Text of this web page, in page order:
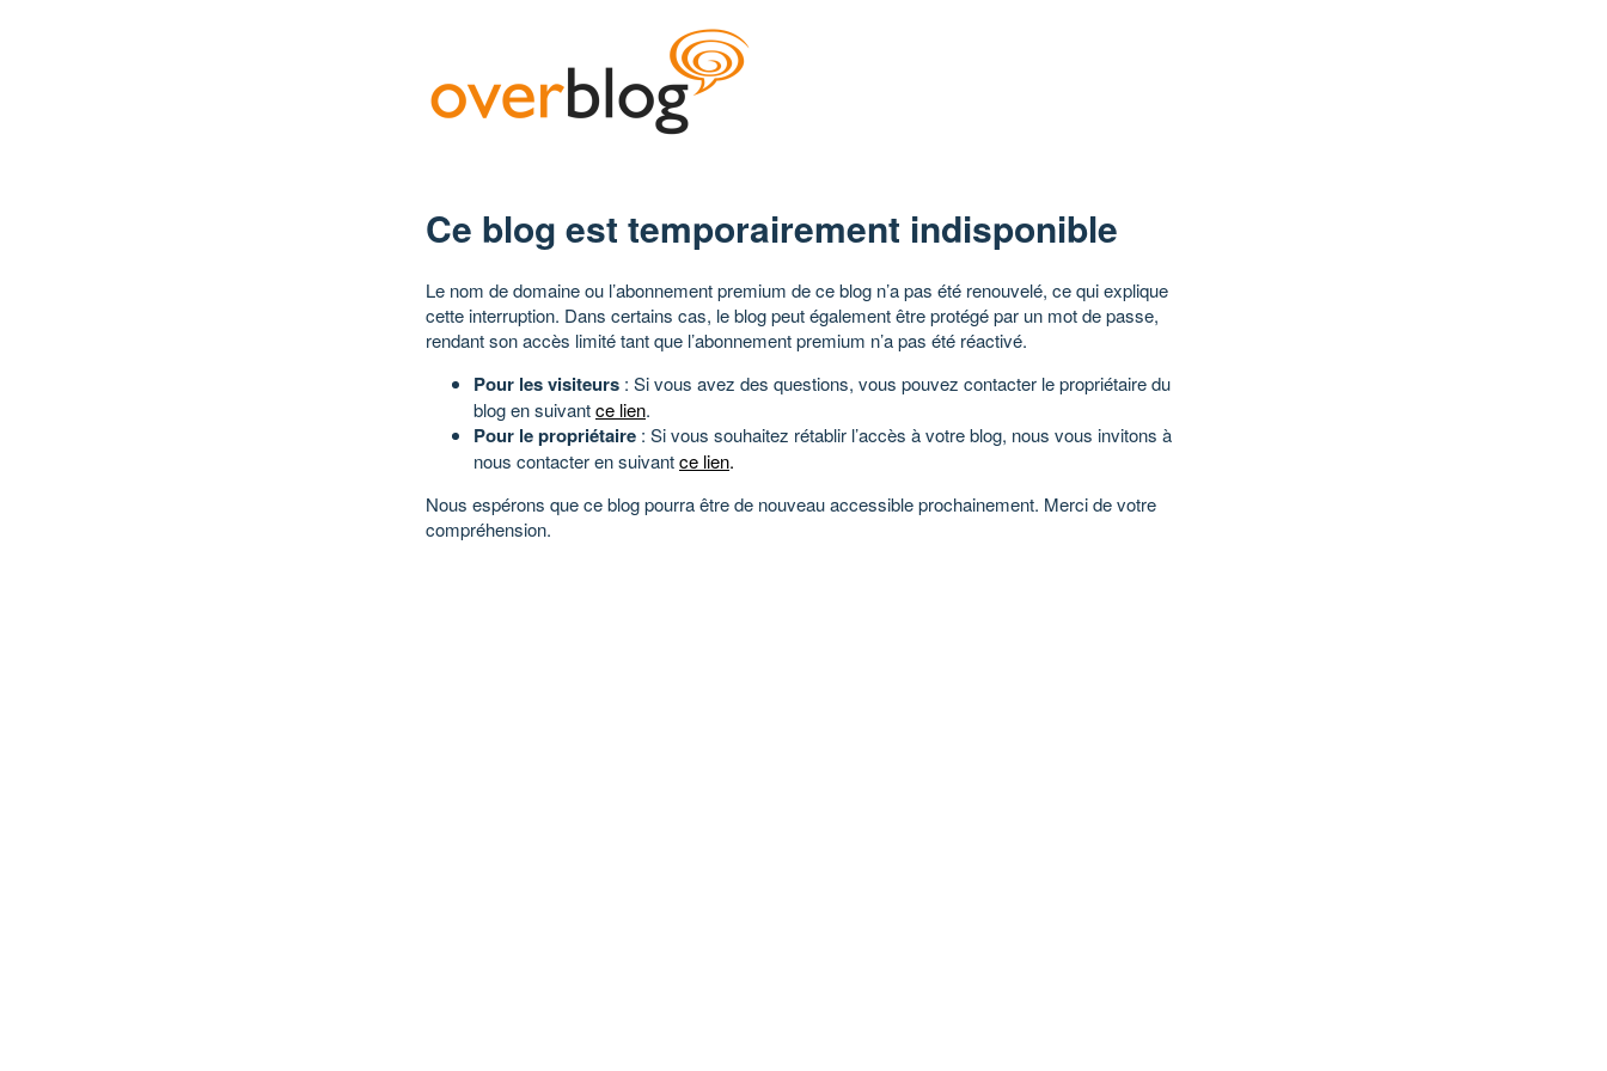
Ce blog est temporairement indisponible
Le nom de domaine ou l’abonnement premium de ce blog n’a pas été renouvelé, ce qui explique
cette interruption. Dans certains cas, le blog peut également être protégé par un mot de passe,
rendant son accès limité tant que l’abonnement premium n’a pas été réactivé.
Pour les visiteurs : Si vous avez des questions, vous pouvez contacter le propriétaire du
blog en suivantce lien.
Pour le propriétaire : Si vous souhaitez rétablir l’accès à votre blog, nous vous invitons à
nous contacter en suivantce lien.
Nous espérons que ce blog pourra être de nouveau accessible prochainement. Merci de votre
compréhension.